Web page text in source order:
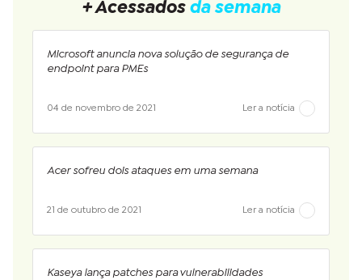
+ Acessados da semana
Microsoft anuncia nova solução de segurança de
endpoint para PMEs
04 de novembro de 2021 Ler a notícia
Acer sofreu dois ataques em uma semana
21 de outubro de 2021 Ler a notícia
Kaseya lança patches para vulnerabilidades